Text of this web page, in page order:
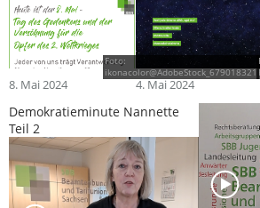
8. Mai 2024
Foto:
ikonacolor@AdobeStock_679018321
4. Mai 2024
Demokratieminute Nannette
Teil 2